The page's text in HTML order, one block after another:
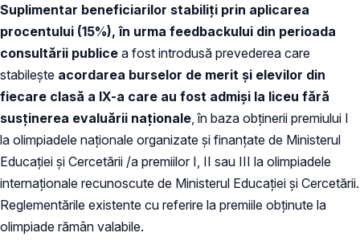
Suplimentar beneficiarilor stabiliți prin aplicarea
procentului (15%), în urma feedbackului din perioada
consultării publice a fost introdusă prevederea care
stabilește acordarea burselor de merit și elevilor din
fiecare clasă a IX-a care au fost admiși la liceu fără
susținerea evaluării naționale , în baza obținerii premiului I
la olimpiadele naționale organizate și finanțate de Ministerul
Educației și Cercetării /a premiilor I, II sau III la olimpiadele
internaționale recunoscute de Ministerul Educației și Cercetării.
Reglementările existente cu referire la premiile obținute la
olimpiade rămân valabile.